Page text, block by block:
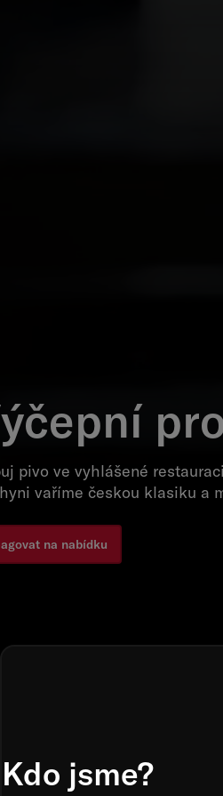
pivo ve vyhlášené
vaříme českou klasiku a
na nabídku
Kdo jsme?